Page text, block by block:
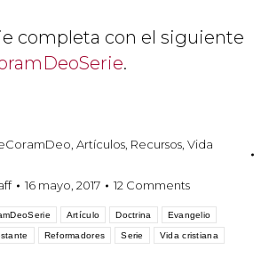
completa con el siguiente
.
Artículos Recursos Vida
16 mayo, 2017 12 Comments
Artículo Doctrina Evangelio
Reformadores Serie Vida cristiana